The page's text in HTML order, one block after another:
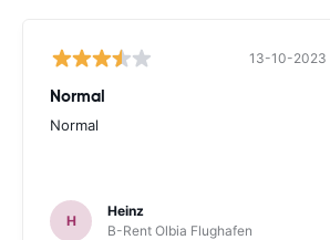
13-10-2023
Normal
Normal
H
Heinz
B-Rent Olbia Flughafen